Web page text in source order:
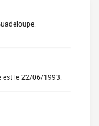
est le 22/06/1993.